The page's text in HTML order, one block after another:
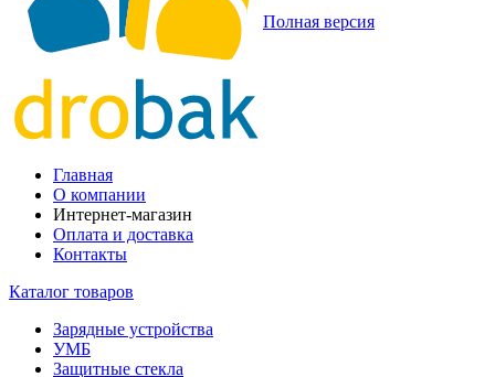
Полная версия
Главная
О компании
Интернет-магазин
Оплата и доставка
Контакты
Каталог товаров
Зарядные устройства
УМБ
Защитные стекла